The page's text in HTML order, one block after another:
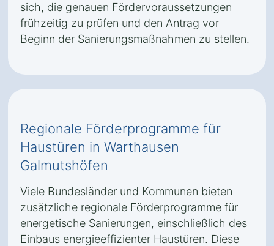
sich, die genauen Fördervoraussetzungen
frühzeitig zu prüfen und den Antrag vor
Beginn der Sanierungsmaßnahmen zu stellen.
Regionale Förderprogramme für
Haustüren in Warthausen
Galmutshöfen
Viele Bundesländer und Kommunen bieten
zusätzliche regionale Förderprogramme für
energetische Sanierungen, einschließlich des
Einbaus energieeffizienter Haustüren. Diese